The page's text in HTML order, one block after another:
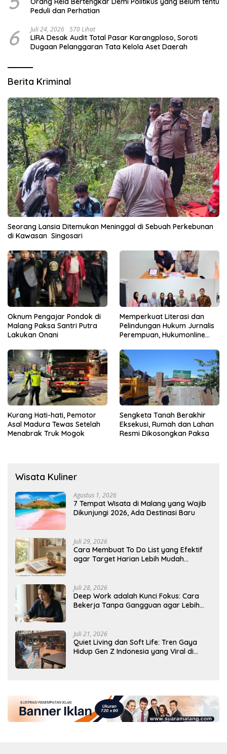
Peduli dan Perhatian
6 Juli 24, 2026 570 Lihat
LIRA Desak Audit Total Pasar Karangploso, Soroti
Dugaan Pelanggaran Tata Kelola Aset Daerah
Berita Kriminal
Seorang Lansia Ditemukan Meninggal di Sebuah Perkebunan
di Kawasan Singosari
Oknum Pengajar Pondok di
Malang Paksa Santri Putra
Lakukan Onani
Memperkuat Literasi dan
Pelindungan Hukum Jurnalis
Perempuan, Hukumonline
Gratis
Kurang Hati-hati, Pemotor
Asal Madura Tewas Setelah
Menabrak Truk Mogok
Sengketa Tanah Berakhir
Eksekusi, Rumah dan Lahan
Resmi Dikosongkan Paksa
Wisata Kuliner
Agustus 1, 2026
7 Tempat Wisata di Malang yang Wajib
Dikunjungi 2026, Ada Destinasi Baru
Juli 29, 2026
Cara Membuat To Do List yang Efektif
agar Target Harian Lebih Mudah
Juli 28, 2026
Deep Work adalah Kunci Fokus: Cara
Bekerja Tanpa Gangguan agar Lebih
Juli 21, 2026
Quiet Living dan Soft Life: Tren Gaya
Hidup Gen Z Indonesia yang Viral di